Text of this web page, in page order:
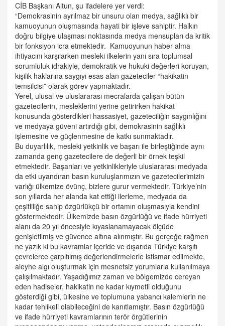
CİB Başkanı Altun, şu ifadelere yer verdi:
“Demokrasinin ayrılmaz bir unsuru olan medya, sağlıklı bir
kamuoyunun oluşmasında hayati bir işleve sahiptir. Halkın
doğru bilgiye ulaşması noktasında medya mensupları da kritik
bir fonksiyon icra etmektedir. Kamuoyunun haber alma
ihtiyacını karşılarken mesleki ilkelerin yanı sıra toplumsal
sorumluluk idrakiyle, demokratik ve hukuki değerleri koruyan,
kişilik haklarına saygıyı esas alan gazeteciler “hakikatin
temsilcisi” olarak görev yapmaktadır.
Yerel, ulusal ve uluslararası mecralarda çalışan bütün
gazetecilerin, mesleklerini yerine getirirken hakikat
konusunda gösterdikleri hassasiyet, gazeteciliğin saygınlığını
ve medyaya güveni artırdığı gibi, demokrasinin sağlıklı
işlemesine ve güçlenmesine de katkı sunmaktadır.
Bu duyarlılık, mesleki yetkinlik ve başarı ile birleştiğinde aynı
zamanda genç gazetecilere de değerli bir örnek teşkil
etmektedir. Başarıları ve yetkinlikleriyle uluslararası medyada
da etki uyandıran basın kuruluşlarımızın ve gazetecilerimizin
varlığı ülkemize övünç, bizlere gurur vermektedir. Türkiye’nin
son yıllarda her alanda kat ettiği ilerleme, medyada da
çeşitliliğe sahip özgürlükçü bir ortamın oluşmasıyla kendini
göstermektedir. Ülkemizde basın özgürlüğü ve ifade hürriyeti
alanı da 20 yıl öncesiyle kıyaslanamayacak ölçüde
genişletilmiş ve güvence altına alınmıştır. Bu gerçeğe rağmen
ne yazık ki bu kavramlar içeride ve dışarıda Türkiye karşıtı
çevrelerce çarpıtılmış değerlendirmelerle istismar edilmekte,
aleyhe algı oluşturmak için mesnetsiz yorumlarla kullanılmaya
çalışılmaktadır. Yaşadığımız zaman ve bölgemizde cereyan
eden hadiseler, hakikatin ne kadar kıymetli olduğunu
gösterdiği gibi, ülkesine ve toplumuna yabancı kalemlerin ne
kadar tehlikeli olabileceğini de kanıtlamıştır. Basın özgürlüğü
ve ifade hürriyeti kavramlarının terör örgütlerinin